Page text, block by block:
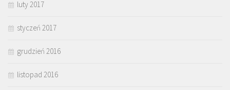
luty 2017
styczeń 2017
grudzień 2016
listopad 2016